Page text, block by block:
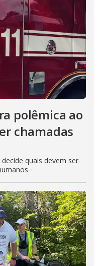
polêmica ao
chamadas
quais devem ser